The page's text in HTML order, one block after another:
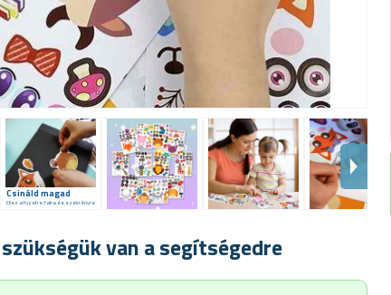
Csináld magad
Dísz a füzetre, falra és szekrényre
van a segítségedre